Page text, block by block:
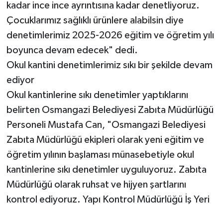
kadar ince ince ayrıntısına kadar denetliyoruz.
Çocuklarımız sağlıklı ürünlere alabilsin diye
denetimlerimiz 2025-2026 eğitim ve öğretim yılı
boyunca devam edecek" dedi.
Okul kantini denetimlerimiz sıkı bir şekilde devam
ediyor
Okul kantinlerine sıkı denetimler yaptıklarını
belirten Osmangazi Belediyesi Zabıta Müdürlüğü
Personeli Mustafa Can, "Osmangazi Belediyesi
Zabıta Müdürlüğü ekipleri olarak yeni eğitim ve
öğretim yılının başlaması münasebetiyle okul
kantinlerine sıkı denetimler uyguluyoruz. Zabıta
Müdürlüğü olarak ruhsat ve hijyen şartlarını
kontrol ediyoruz. Yapı Kontrol Müdürlüğü İş Yeri